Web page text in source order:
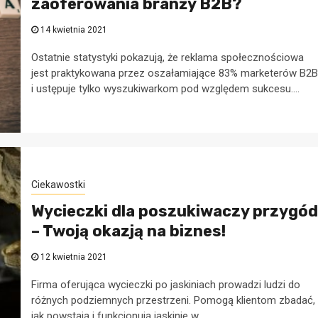
14 kwietnia 2021
Ostatnie statystyki pokazują, że reklama społecznościowa
jest praktykowana przez oszałamiające 83% marketerów B2B
i ustępuje tylko wyszukiwarkom pod względem sukcesu....
Ciekawostki
Wycieczki dla poszukiwaczy przygód
– Twoją okazją na biznes!
12 kwietnia 2021
Firma oferująca wycieczki po jaskiniach prowadzi ludzi do
różnych podziemnych przestrzeni. Pomogą klientom zbadać,
wizerunku firmy –
podstawowe kroki